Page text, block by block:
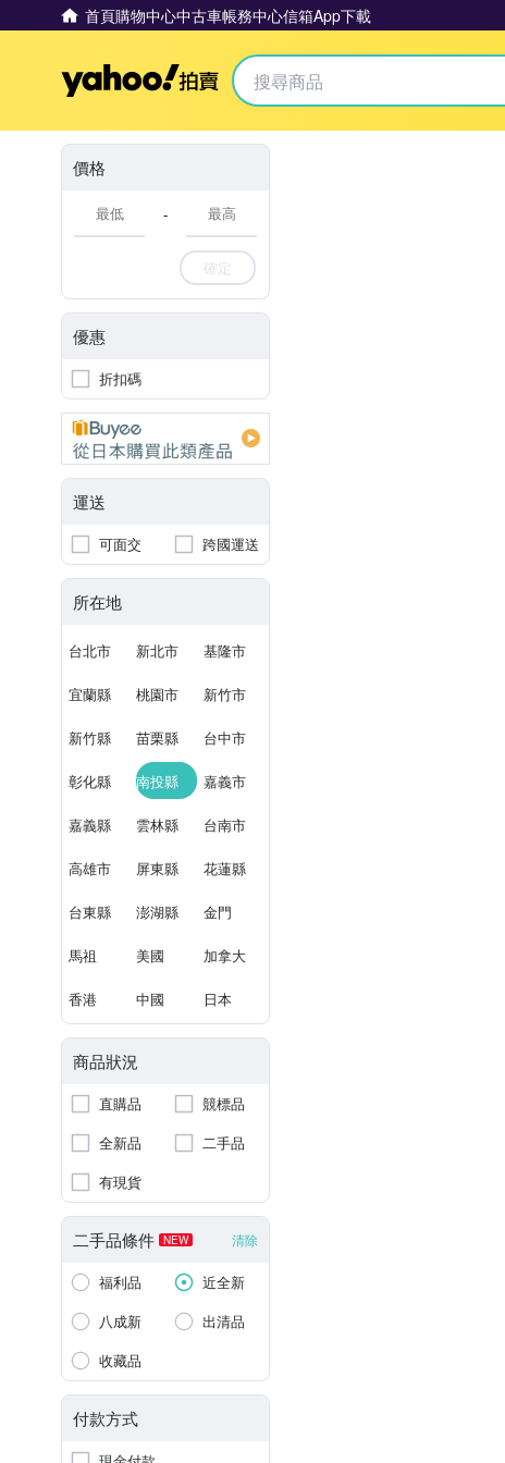
首頁購物中心中古車帳務中心信箱App下載
Yahoo拍賣
價格
-
確定
優惠
折扣碼
運送
可面交 跨國運送
所在地
台北市 新北市 基隆市
宜蘭縣 桃園市 新竹市
新竹縣 苗栗縣 台中市
彰化縣 南投縣 嘉義市
嘉義縣 雲林縣 台南市
高雄市 屏東縣 花蓮縣
台東縣 澎湖縣 金門
馬祖 美國 加拿大
香港 中國 日本
商品狀況
直購品
競標品
全新品
二手品
有現貨
二手品條件 NEW 清除
福利品
近全新
八成新
出清品
收藏品
付款方式